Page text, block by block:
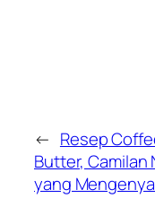
← Resep
Butter, Camilan
yang